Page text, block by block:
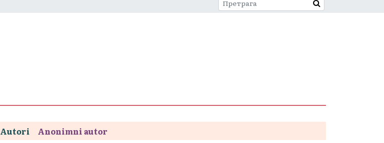
Autori
Anonimni autor